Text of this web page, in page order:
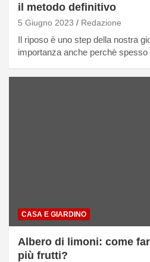
il metodo definitivo
5 Giugno 2023 Redazione
Il riposo è uno step della nostra
importanza anche perchè
CASA E GIARDINO
Albero di limoni: come
più frutti?